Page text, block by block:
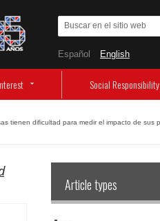
Español English
Social Responsibility
tienen dificultad para medir el impacto de sus
Article types